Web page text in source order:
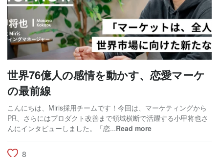
世界76億人の感情を動かす、恋愛マーケ
の最前線
こんにちは、Miris採用チームです！今回は、マーケティングから
PR、さらにはプロダクト改善まで領域横断で活躍する小甲将也さ
んにインタビューしました。「恋...Read more
8